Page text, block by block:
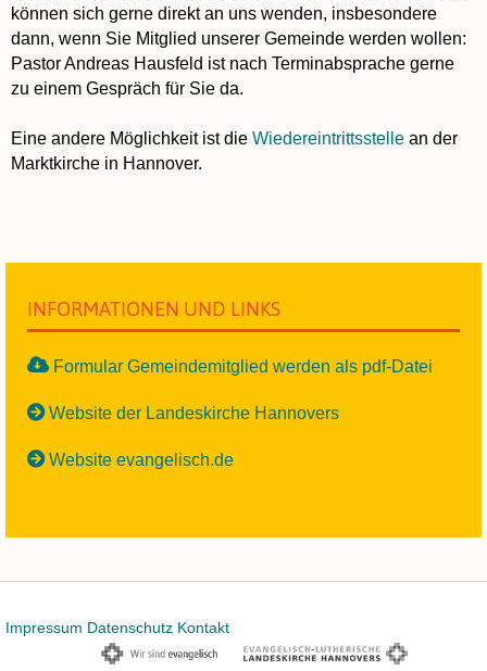
können sich gerne direkt an uns wenden, insbesondere
dann, wenn Sie Mitglied unserer Gemeinde werden wollen:
Pastor Andreas Hausfeld ist nach Terminabsprache gerne
zu einem Gespräch für Sie da.
Eine andere Möglichkeit ist die Wiedereintrittsstelle an der
Marktkirche in Hannover.
INFORMATIONEN UND LINKS
Formular Gemeindemitglied werden als pdf-Datei
Website der Landeskirche Hannovers
Website evangelisch.de
Impressum Datenschutz Kontakt